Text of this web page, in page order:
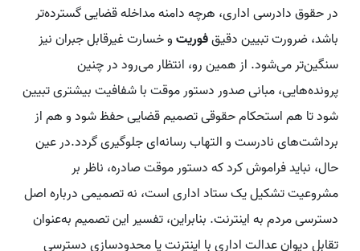
در حقوق دادرسی اداری، هرچه دامنه مداخله قضایی گسترده‌تر
باشد، ضرورت تبیین دقیقفوریتو خسارت غیرقابل جبران نیز
سنگین‌تر می‌شود. از همین رو، انتظار می‌رود در چنین
پرونده‌هایی، مبانی صدور دستور موقت با شفافیت بیشتری تبیین
شود تا هم استحکام حقوقی تصمیم قضایی حفظ شود و هم از
برداشت‌های نادرست و التهاب رسانه‌ای جلوگیری گردد.در عین
حال، نباید فراموش کرد که دستور موقت صادره، ناظر بر
مشروعیت تشکیل یک ستاد اداری است، نه تصمیمی درباره اصل
دسترسی مردم به اینترنت. بنابراین، تفسیر این تصمیم به‌عنوان
تقابل دیوان عدالت اداری با اینترنت یا محدودسازی دسترسی